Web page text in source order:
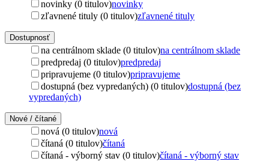
novinky (0 titulov)novinky
zľavnené tituly (0 titulov)zľavnené tituly
Dostupnosť
na centrálnom sklade (0 titulov)na centrálnom sklade
predpredaj (0 titulov)predpredaj
pripravujeme (0 titulov)pripravujeme
dostupná (bez vypredaných) (0 titulov)dostupná (bez
vypredaných)
Nové / čítané
nová (0 titulov)nová
čítaná (0 titulov)čítaná
čítaná - výborný stav (0 titulov)čítaná - výborný stav